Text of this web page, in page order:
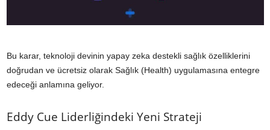
Bu karar, teknoloji devinin yapay zeka destekli sağlık özelliklerini
doğrudan ve ücretsiz olarak Sağlık (Health) uygulamasına entegre
edeceği anlamına geliyor.
Eddy Cue Liderliğindeki Yeni Strateji